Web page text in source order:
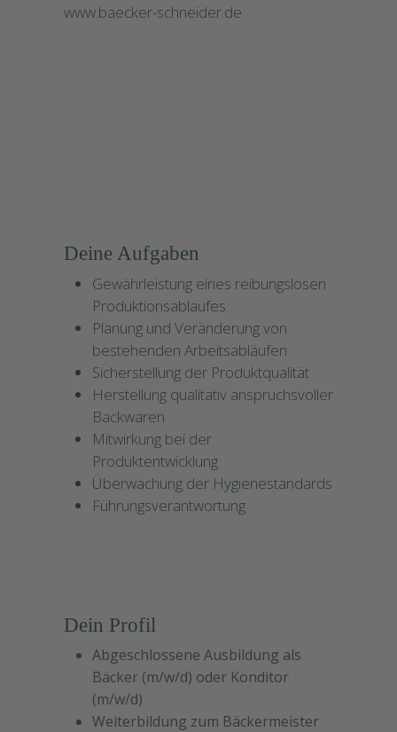
www.baecker-schneider.de
Deine Aufgaben
Gewährleistung eines reibungslosen
Produktionsablaufes
Planung und Veränderung von
bestehenden Arbeitsabläufen
Sicherstellung der Produktqualität
Herstellung qualitativ anspruchsvoller
Backwaren
Mitwirkung bei der
Produktentwicklung
Überwachung der Hygienestandards
Führungsverantwortung
Dein Profil
Abgeschlossene Ausbildung als
Bäcker (m/w/d) oder Konditor
(m/w/d)
Weiterbildung zum Bäckermeister